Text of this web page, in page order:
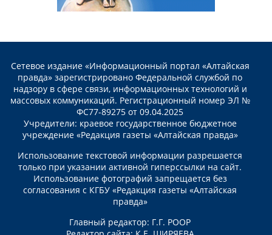
Сетевое издание «Информационный портал «Алтайская
правда» зарегистрировано Федеральной службой по
надзору в сфере связи, информационных технологий и
массовых коммуникаций. Регистрационный номер ЭЛ №
ФС77-89275 от 09.04.2025
Учредители: краевое государственное бюджетное
учреждение «Редакция газеты «Алтайская правда»
Использование текстовой информации разрешается
только при указании активной гиперссылки на сайт.
Использование фотографий запрещается без
согласования с КГБУ «Редакция газеты «Алтайская
правда»
Главный редактор: Г.Г. РООР